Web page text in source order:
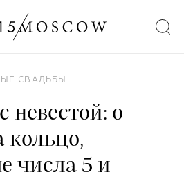
СВАДЬБЫ
невестой: о
кольцо,
числа 5 и